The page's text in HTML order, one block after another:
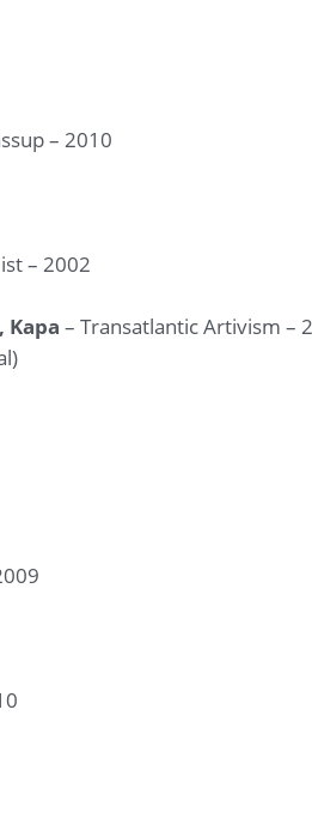
– 2010
– 2002
Kapa – Transatlantic Artivism –